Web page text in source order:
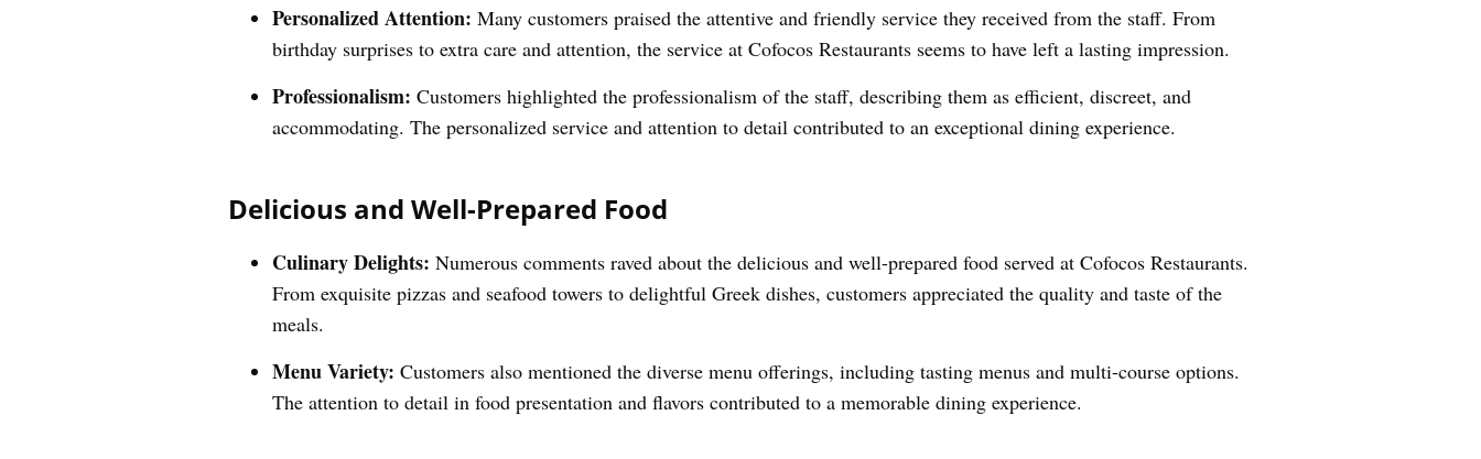
Personalized Attention: Many customers praised the attentive and friendly service they received from the staff. From
birthday surprises to extra care and attention, the service at Cofocos Restaurants seems to have left a lasting impression.
Professionalism: Customers highlighted the professionalism of the staff, describing them as efficient, discreet, and
accommodating. The personalized service and attention to detail contributed to an exceptional dining experience.
Delicious and Well-Prepared Food
Culinary Delights: Numerous comments raved about the delicious and well-prepared food served at Cofocos Restaurants.
From exquisite pizzas and seafood towers to delightful Greek dishes, customers appreciated the quality and taste of the
meals.
Menu Variety: Customers also mentioned the diverse menu offerings, including tasting menus and multi-course options.
The attention to detail in food presentation and flavors contributed to a memorable dining experience.